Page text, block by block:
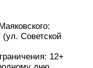
Советской
12+